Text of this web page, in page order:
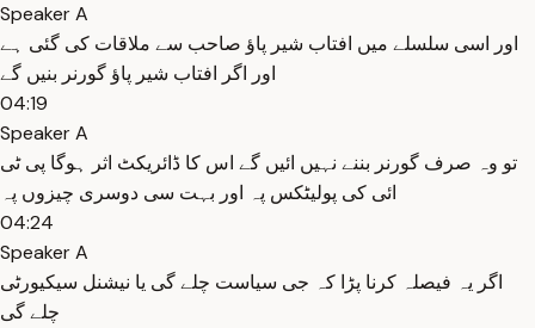
Speaker A
اور اسی سلسلے میں افتاب شیر پاؤ صاحب سے ملاقات کی گئی ہے
اور اگر افتاب شیر پاؤ گورنر بنیں گے
04:19
Speaker A
تو وہ صرف گورنر بننے نہیں ائیں گے اس کا ڈائریکٹ اثر ہوگا پی ٹی
ائی کی پولیٹکس پہ اور بہت سی دوسری چیزوں پہ
04:24
Speaker A
اگر یہ فیصلہ کرنا پڑا کہ جی سیاست چلے گی یا نیشنل سیکیورٹی
چلے گی